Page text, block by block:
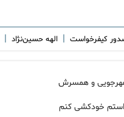
کیفرخواست | الهه حسین‌نژاد |
و همسرش
خودکشی کنم